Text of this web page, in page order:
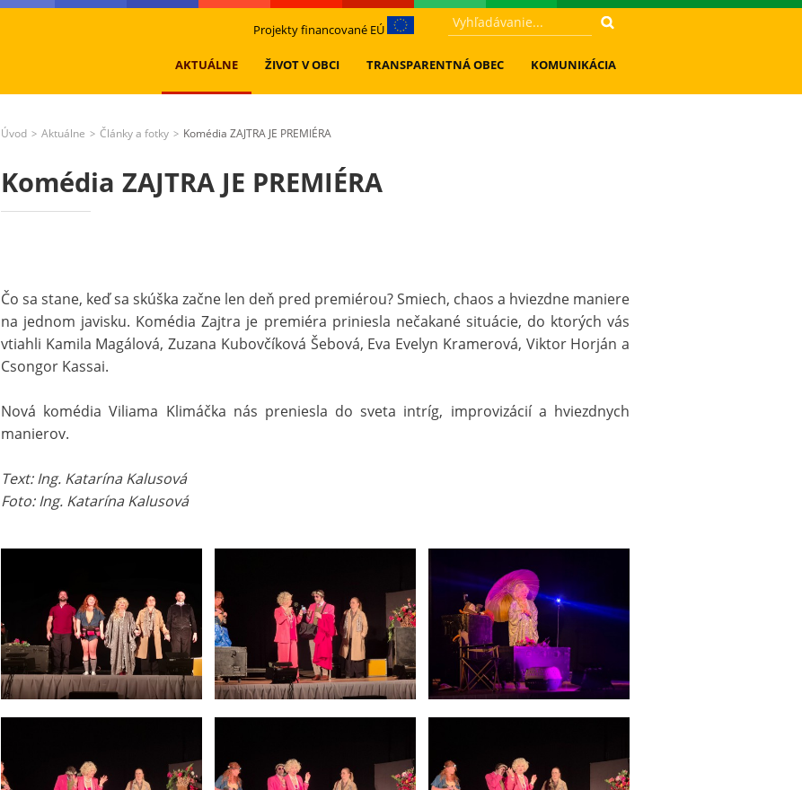
Projekty financované EÚ
AKTUÁLNE ŽIVOT V OBCI TRANSPARENTNÁ OBEC KOMUNIKÁCIA
Úvod > Aktuálne > Články a fotky > Komédia ZAJTRA JE PREMIÉRA
Komédia ZAJTRA JE PREMIÉRA
Čo sa stane, keď sa skúška začne len deň pred premiérou? Smiech, chaos a hviezdne maniere
na jednom javisku. Komédia Zajtra je premiéra priniesla nečakané situácie, do ktorých vás
vtiahli Kamila Magálová, Zuzana Kubovčíková Šebová, Eva Evelyn Kramerová, Viktor Horján a
Csongor Kassai.
Nová komédia Viliama Klimáčka nás preniesla do sveta intríg, improvizácií a hviezdnych
manierov.
Text: Ing. Katarína Kalusová
Foto: Ing. Katarína Kalusová